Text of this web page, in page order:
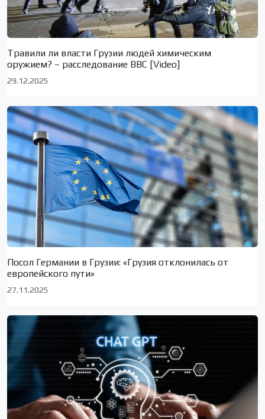
Травили ли власти Грузии людей химическим
оружием? – расследование BBC [Video]
29.12.2025
Посол Германии в Грузии: «Грузия отклонилась от
европейского пути»
27.11.2025